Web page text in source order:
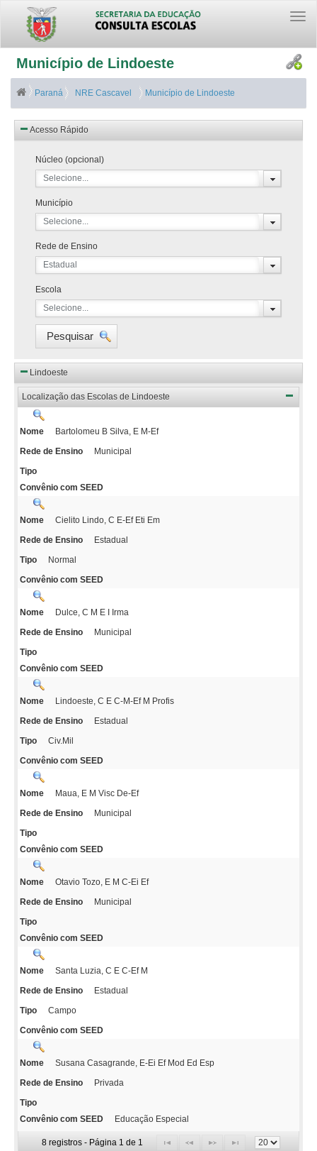
Município de Lindoeste
Paraná NRE Cascavel Município de Lindoeste
Acesso Rápido
Núcleo (opcional)
Selecione...
Município
Selecione...
Rede de Ensino
Estadual
Escola
Selecione...
Pesquisar
Lindoeste
Localização das Escolas de Lindoeste
Nome Bartolomeu B Silva, E M-Ef
Rede de Ensino Municipal
Tipo
Convênio com SEED
Nome Cielito Lindo, C E-Ef Eti Em
Rede de Ensino Estadual
Tipo Normal
Convênio com SEED
Nome Dulce, C M E I Irma
Rede de Ensino Municipal
Tipo
Convênio com SEED
Nome Lindoeste, C E C-M-Ef M Profis
Rede de Ensino Estadual
Tipo Civ.Mil
Convênio com SEED
Nome Maua, E M Visc De-Ef
Rede de Ensino Municipal
Tipo
Convênio com SEED
Nome Otavio Tozo, E M C-Ei Ef
Rede de Ensino Municipal
Tipo
Convênio com SEED
Nome Santa Luzia, C E C-Ef M
Rede de Ensino Estadual
Tipo Campo
Convênio com SEED
Nome Susana Casagrande, E-Ei Ef Mod Ed Esp
Rede de Ensino Privada
Tipo
Convênio com SEED
Educação Especial
8 registros - Página 1 de 1